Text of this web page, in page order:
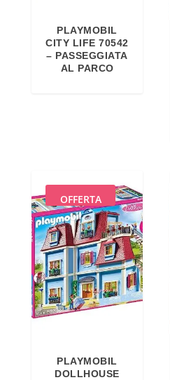
PLAYMOBIL
CITY LIFE 70542
– PASSEGGIATA
AL PARCO
OFFERTA
PLAYMOBIL
DOLLHOUSE